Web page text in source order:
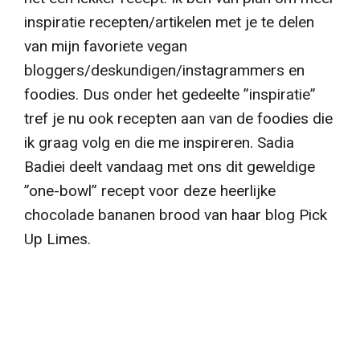
inspiratie recepten/artikelen met je te delen
van mijn favoriete vegan
bloggers/deskundigen/instagrammers en
foodies. Dus onder het gedeelte ”inspiratie”
tref je nu ook recepten aan van de foodies die
ik graag volg en die me inspireren. Sadia
Badiei deelt vandaag met ons dit geweldige
”one-bowl” recept voor deze heerlijke
chocolade bananen brood van haar blog Pick
Up Limes.